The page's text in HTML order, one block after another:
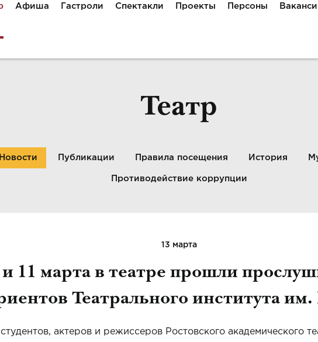
Афиша Гастроли Спектакли Проекты Персоны
Театр
Новости Публикации Правила посещения История
Противодействие коррупции
13 марта
и 11 марта в театре прошли
Театрального института
актеров и режиссеров Ростовского академического